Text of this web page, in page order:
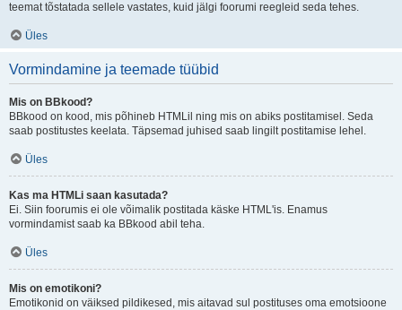
teemat tõstatada sellele vastates, kuid jälgi foorumi reegleid seda tehes.
Üles
Vormindamine ja teemade tüübid
Mis on BBkood?
BBkood on kood, mis põhineb HTMLil ning mis on abiks postitamisel. Seda
saab postitustes keelata. Täpsemad juhised saab lingilt postitamise lehel.
Üles
Kas ma HTMLi saan kasutada?
Ei. Siin foorumis ei ole võimalik postitada käske HTML'is. Enamus
vormindamist saab ka BBkood abil teha.
Üles
Mis on emotikoni?
Emotikonid on väiksed pildikesed, mis aitavad sul postituses oma emotsioone